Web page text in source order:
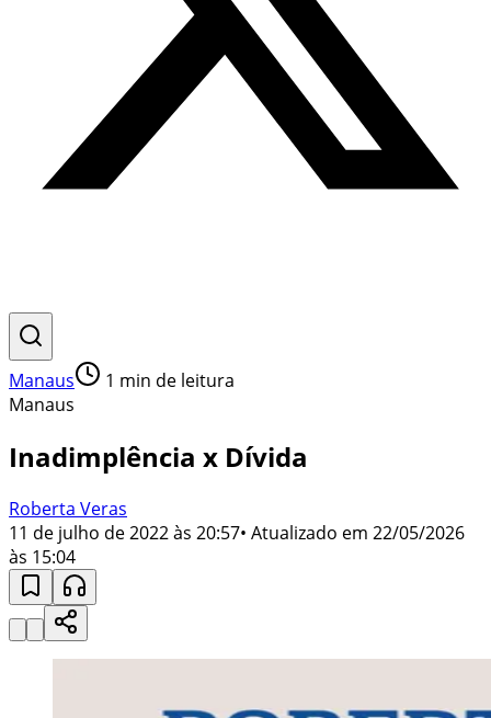
Manaus 1 min de leitura
Manaus
Inadimplência x Dívida
Roberta Veras
11 de julho de 2022 às 20:57• Atualizado em 22/05/2026
às 15:04